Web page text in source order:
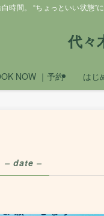
時間。 “ちょっといい状態”
代々
NOW ｜予約 はじ
– date –